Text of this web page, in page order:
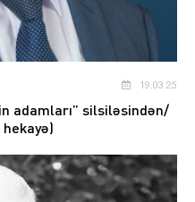
19.03.25
adamları” silsiləsindən/
hekayə)